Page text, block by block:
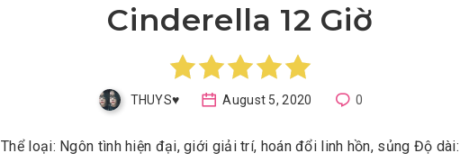
Cinderella 12 Giờ
THUYS♥️ August 5, 2020 0
Thể loại: Ngôn tình hiện đại, giới giải trí, hoán đổi linh hồn, sủng Độ